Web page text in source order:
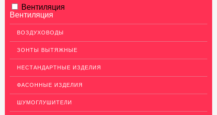
Декор интерьера текстурированный
Лист декоративный рифленый
ОГРАЖДЕНИЯ ДЛЯ ЛЕСТНИЦ
ЭЛЕКТРОДЫ
ДЕКОРАТИВНЫЙ УГОЛОК
МЕТАЛЛИЧЕСКИЕ ПОРОГИ НАПОЛЬНЫЕ (ДЛЯ ПОЛА),
РАСКЛАДКА, ПЛИНТУС
ПОТОЛКИ
Вентиляция
Вентиляция
ВОЗДУХОВОДЫ
ЗОНТЫ ВЫТЯЖНЫЕ
НЕСТАНДАРТНЫЕ ИЗДЕЛИЯ
ФАСОННЫЕ ИЗДЕЛИЯ
ШУМОГЛУШИТЕЛИ